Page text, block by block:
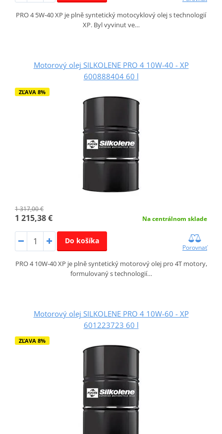
PRO 4 5W-40 XP je plně syntetický motocyklový olej s technologií
XP. Byl vyvinut ve…
Motorový olej SILKOLENE PRO 4 10W-40 - XP
600888404 60 l
ZĽAVA 8%
1 317,00 €
1 215,38 € Na centrálnom sklade
Do košíka
Porovnať
PRO 4 10W-40 XP je plně syntetický motorový olej pro 4T motory,
formulovaný s technologií…
Motorový olej SILKOLENE PRO 4 10W-60 - XP
601223723 60 l
ZĽAVA 8%